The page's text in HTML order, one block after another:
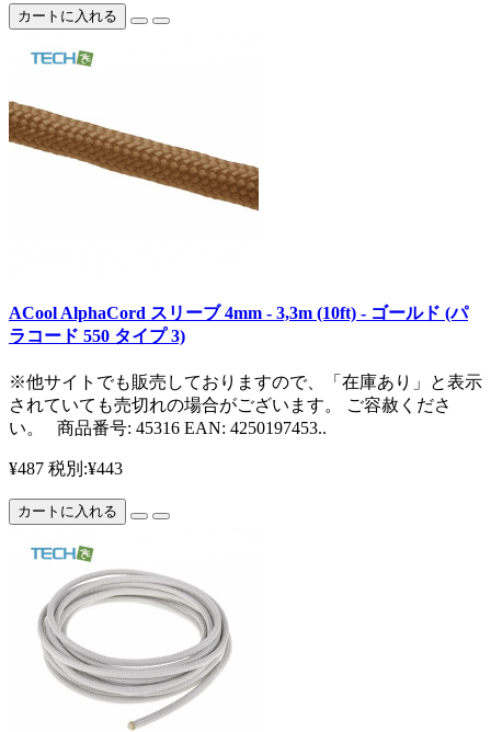
カートに入れる
ACool AlphaCord スリーブ 4mm - 3,3m (10ft) - ゴールド (パ
ラコード 550 タイプ 3)
※他サイトでも販売しておりますので、「在庫あり」と表示
されていても売切れの場合がございます。 ご容赦くださ
い。 商品番号: 45316 EAN: 4250197453..
¥487 税別:¥443
カートに入れる